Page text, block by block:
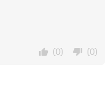
(0)
(0)